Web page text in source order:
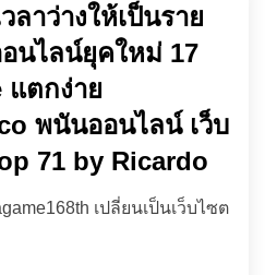
ลาว่างให้เป็นราย
นไลน์ยุคใหม่ 17
แตกง่าย
พนันออนไลน์ เว็บ
71 by Ricardo
เปลี่ยนเป็นเว็บไซต